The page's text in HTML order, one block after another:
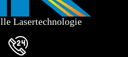
Lasertechnologie